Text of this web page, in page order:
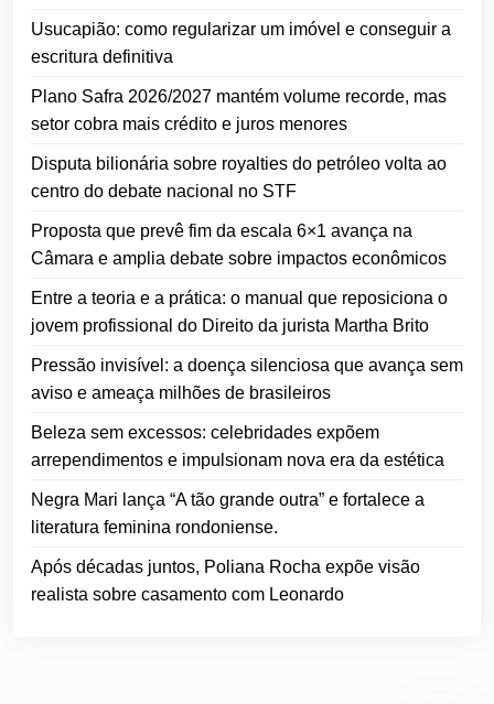
Usucapião: como regularizar um imóvel e conseguir a
escritura definitiva
Plano Safra 2026/2027 mantém volume recorde, mas
setor cobra mais crédito e juros menores
Disputa bilionária sobre royalties do petróleo volta ao
centro do debate nacional no STF
Proposta que prevê fim da escala 6×1 avança na
Câmara e amplia debate sobre impactos econômicos
Entre a teoria e a prática: o manual que reposiciona o
jovem profissional do Direito da jurista Martha Brito
Pressão invisível: a doença silenciosa que avança sem
aviso e ameaça milhões de brasileiros
Beleza sem excessos: celebridades expõem
arrependimentos e impulsionam nova era da estética
Negra Mari lança “A tão grande outra” e fortalece a
literatura feminina rondoniense.
Após décadas juntos, Poliana Rocha expõe visão
realista sobre casamento com Leonardo